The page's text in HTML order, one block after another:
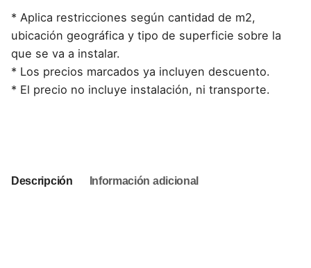
* Aplica restricciones según cantidad de m2,
ubicación geográfica y tipo de superficie sobre la
que se va a instalar.
* Los precios marcados ya incluyen descuento.
* El precio no incluye instalación, ni transporte.
Descripción Información adicional